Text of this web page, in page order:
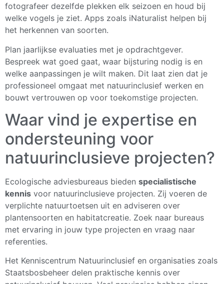
fotografeer dezelfde plekken elk seizoen en houd bij
welke vogels je ziet. Apps zoals iNaturalist helpen bij
het herkennen van soorten.
Plan jaarlijkse evaluaties met je opdrachtgever.
Bespreek wat goed gaat, waar bijsturing nodig is en
welke aanpassingen je wilt maken. Dit laat zien dat je
professioneel omgaat met natuurinclusief werken en
bouwt vertrouwen op voor toekomstige projecten.
Waar vind je expertise en
ondersteuning voor
natuurinclusieve projecten?
Ecologische adviesbureaus bieden specialistische
kennis voor natuurinclusieve projecten. Zij voeren de
verplichte natuurtoetsen uit en adviseren over
plantensoorten en habitatcreatie. Zoek naar bureaus
met ervaring in jouw type projecten en vraag naar
referenties.
Het Kenniscentrum Natuurinclusief en organisaties zoals
Staatsbosbeheer delen praktische kennis over